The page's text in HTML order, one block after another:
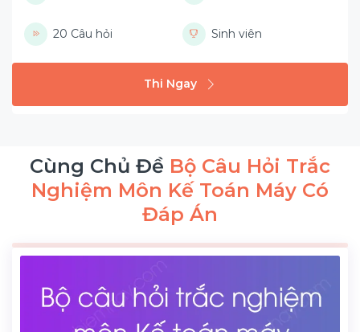
20 Câu hỏi Sinh viên
Thi Ngay
Cùng Chủ Đề Bộ Câu Hỏi Trắc
Nghiệm Môn Kế Toán Máy Có
Đáp Án